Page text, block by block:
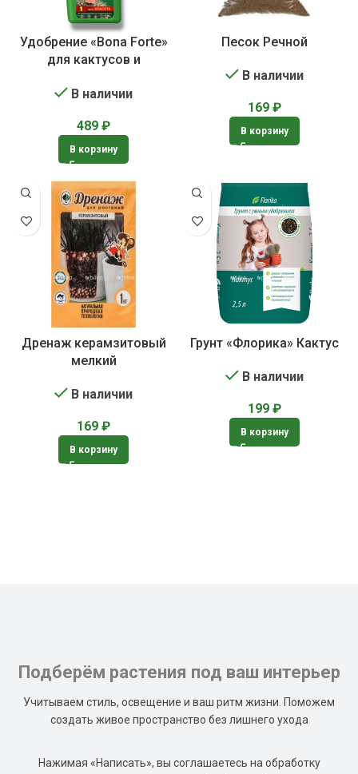
Удобрение «Bona Forte»
для кактусов и
В наличии
489 ₽
В корзину
Песок Речной
В наличии
169 ₽
В корзину
Дренаж керамзитовый
мелкий
В наличии
169 ₽
В корзину
Грунт «Флорика» Кактус
В наличии
199 ₽
В корзину
Подберём растения под ваш интерьер
Учитываем стиль, освещение и ваш ритм жизни. Поможем
создать живое пространство без лишнего ухода
Нажимая «Написать», вы соглашаетесь на обработку